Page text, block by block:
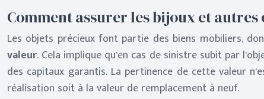
Comment assurer les bijoux et autres
Les objets précieux font partie des biens mobiliers,
valeur. Cela implique qu’en cas de sinistre subit par
des capitaux garantis. La pertinence de cette valeur
réalisation soit à la valeur de remplacement à neuf.